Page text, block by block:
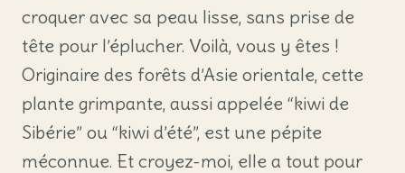
croquer avec sa peau lisse, sans prise de
tête pour l’éplucher. Voilà, vous y êtes !
Originaire des forêts d’Asie orientale, cette
plante grimpante, aussi appelée “kiwi de
Sibérie” ou “kiwi d’été”, est une pépite
méconnue. Et croyez-moi, elle a tout pour